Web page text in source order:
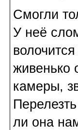
Смогли
У неё
живенько
камеры,
ли она